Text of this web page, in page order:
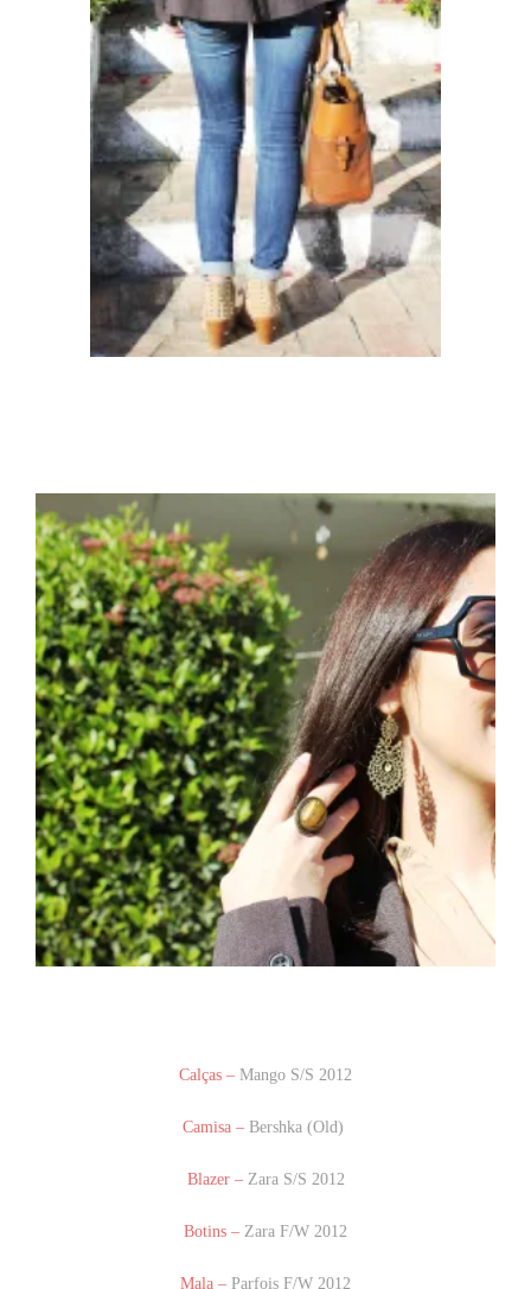
Calças – Mango S/S 2012
Camisa – Bershka (Old)
Blazer – Zara S/S 2012
Botins – Zara F/W 2012
Mala – Parfois F/W 2012